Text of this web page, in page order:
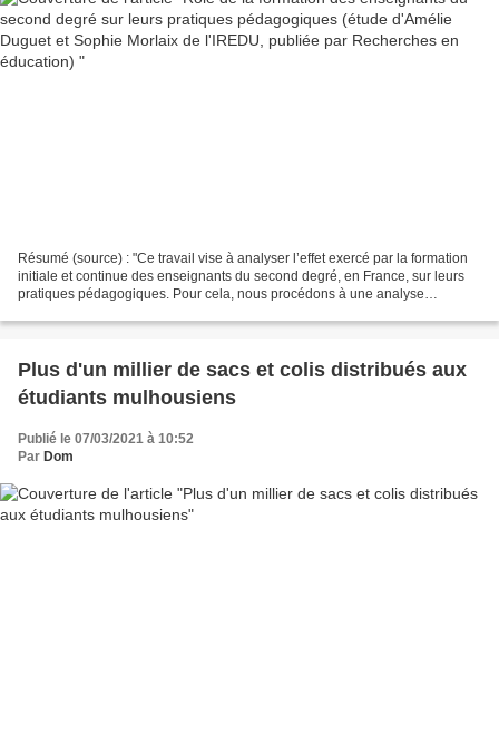
Résumé (source) : "Ce travail vise à analyser l’effet exercé par la formation
initiale et continue des enseignants du second degré, en France, sur leurs
pratiques pédagogiques. Pour cela, nous procédons à une analyse
Plus d'un millier de sacs et colis distribués aux
étudiants mulhousiens
Publié le 07/03/2021 à 10:52
Par Dom